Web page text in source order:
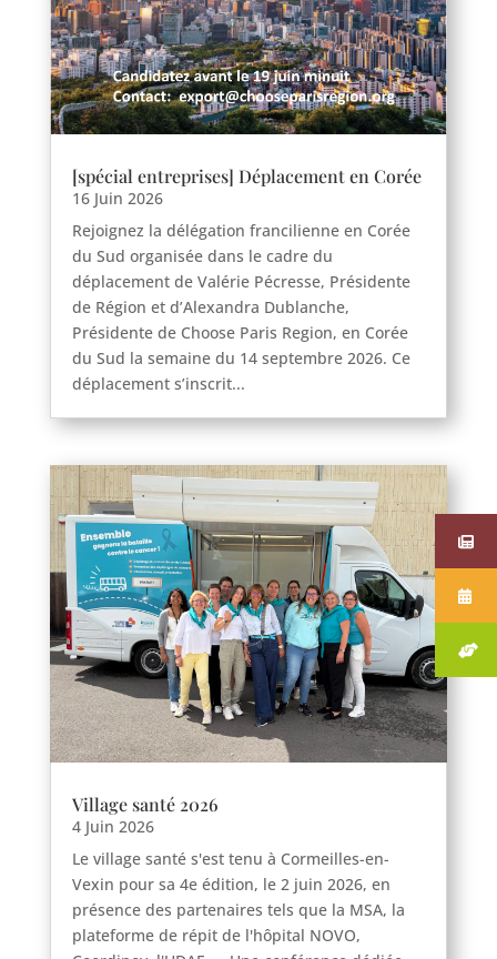
[spécial entreprises] Déplacement en Corée
16 Juin 2026
Rejoignez la délégation francilienne en Corée
du Sud organisée dans le cadre du
déplacement de Valérie Pécresse, Présidente
de Région et d’Alexandra Dublanche,
Présidente de Choose Paris Region, en Corée
du Sud la semaine du 14 septembre 2026. Ce
déplacement s’inscrit...
Village santé 2026
4 Juin 2026
Le village santé s'est tenu à Cormeilles-en-
Vexin pour sa 4e édition, le 2 juin 2026, en
présence des partenaires tels que la MSA, la
plateforme de répit de l'hôpital NOVO,